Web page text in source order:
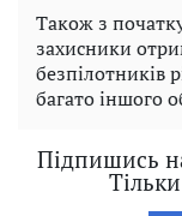
Також з
захисники
безпілотників
багато іншого
Підпишись